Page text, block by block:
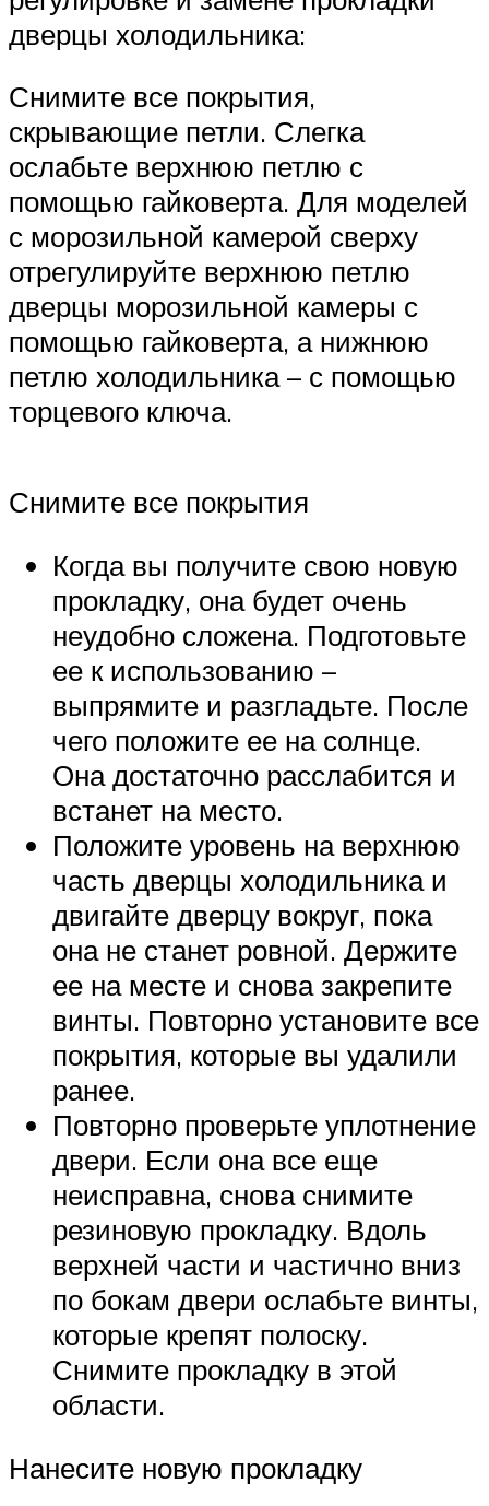
дверцы холодильника:
Снимите все покрытия,
скрывающие петли. Слегка
ослабьте верхнюю петлю с
помощью гайковерта. Для моделей
с морозильной камерой сверху
отрегулируйте верхнюю петлю
дверцы морозильной камеры с
помощью гайковерта, а нижнюю
петлю холодильника – с помощью
торцевого ключа.
Снимите все покрытия
Когда вы получите свою новую
прокладку, она будет очень
неудобно сложена. Подготовьте
ее к использованию –
выпрямите и разгладьте. После
чего положите ее на солнце.
Она достаточно расслабится и
встанет на место.
Положите уровень на верхнюю
часть дверцы холодильника и
двигайте дверцу вокруг, пока
она не станет ровной. Держите
ее на месте и снова закрепите
винты. Повторно установите все
покрытия, которые вы удалили
ранее.
Повторно проверьте уплотнение
двери. Если она все еще
неисправна, снова снимите
резиновую прокладку. Вдоль
верхней части и частично вниз
по бокам двери ослабьте винты,
которые крепят полоску.
Снимите прокладку в этой
области.
Нанесите новую прокладку